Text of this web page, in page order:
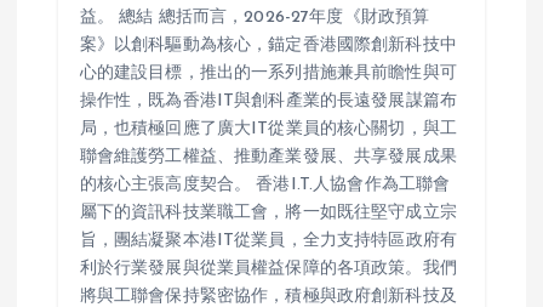
益。 總結 總括而言，2026-27年度《財政預算
案》以創科驅動為核心，錨定香港國際創新科技中
心的建設目標，推出的一系列措施兼具前瞻性與可
操作性，既為香港IT與創科產業的長遠發展謀篇布
局，也積極回應了廣大IT從業員的核心關切，與工
聯會維護勞工權益、推動產業發展、共享發展成果
的核心主張高度契合。 香港I.T.人協會作為工聯會
屬下的資訊科技業職工會，將一如既往堅守成立宗
旨，團結凝聚本港IT從業員，全力支持特區政府有
利於行業發展與從業員權益保障的各項政策。我們
將與工聯會保持緊密協作，積極與政府創新科技及